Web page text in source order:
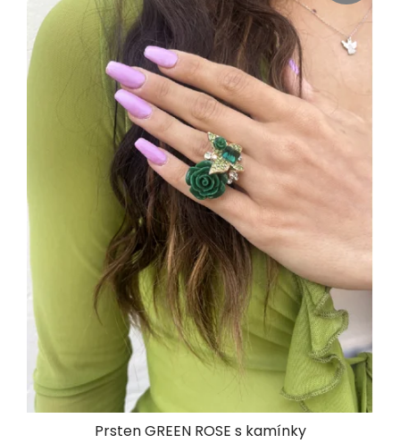
Prsten GREEN ROSE s kamínky